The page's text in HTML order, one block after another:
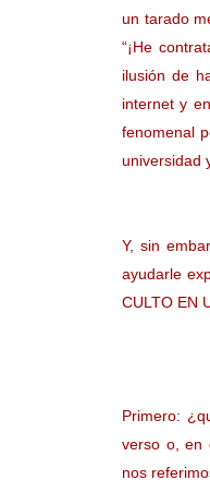
un tarado
“¡He
ilusión de
internet y
fenomenal
universidad
Y, sin
ayudarle
CULTO EN
Primero:
verso o, en
nos